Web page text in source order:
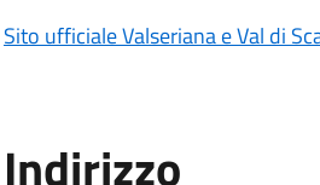
Sito ufficiale Valseriana e Val di
Indirizzo